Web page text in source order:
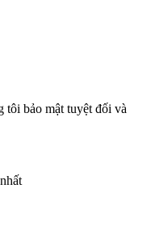
tôi bảo mật tuyệt đối và